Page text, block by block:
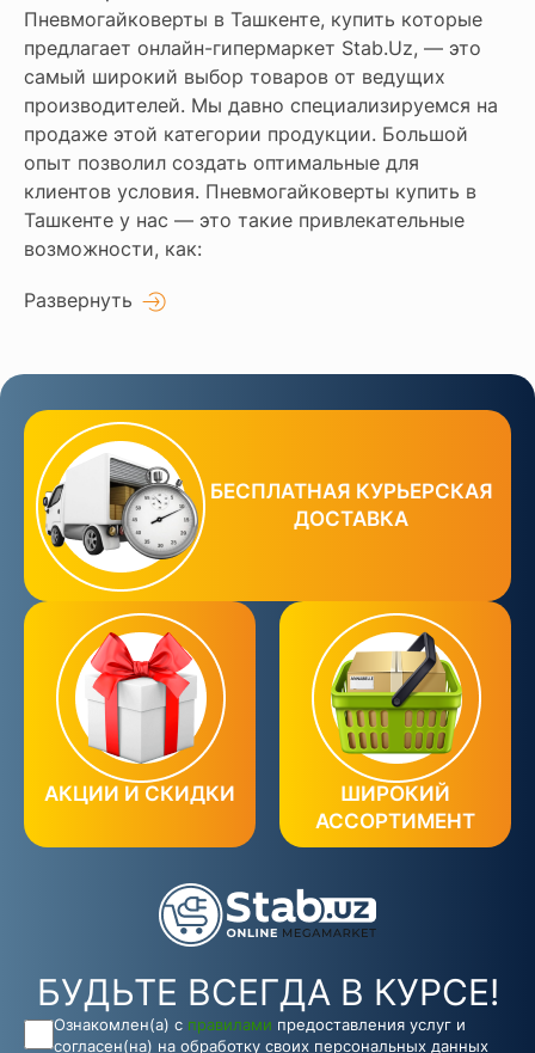
Пневмогайковерты в Ташкенте, купить которые
предлагает онлайн-гипермаркет Stab.Uz, — это
самый широкий выбор товаров от ведущих
производителей. Мы давно специализируемся на
продаже этой категории продукции. Большой
опыт позволил создать оптимальные для
клиентов условия. Пневмогайковерты купить в
Ташкенте у нас — это такие привлекательные
возможности, как:
Развернуть
БЕСПЛАТНАЯ КУРЬЕРСКАЯ
ДОСТАВКА
АКЦИИ И СКИДКИ
ШИРОКИЙ
АССОРТИМЕНТ
БУДЬТЕ ВСЕГДА В КУРСЕ!
Ознакомлен(а) с правилами предоставления услуг и
согласен(на) на обработку своих персональных данных